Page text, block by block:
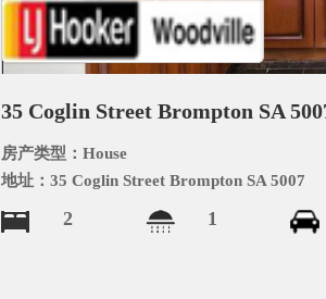
35 Coglin Street Brompton SA
房产类型：House
地址：35 Coglin Street Brompton SA 5007
2 1